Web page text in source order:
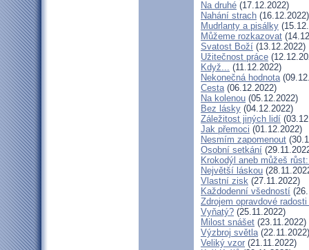
Na druhé (17.12.2022)
Nahání strach (16.12.2022)
Mudrlanty a pisálky
Můžeme rozkazovat
Svatost Boží (13.12.2022)
Užitečnost práce
Když... (11.12.2022)
Nekonečná hodnota
Cesta(06.12.2022)
Na kolenou (05.12.2022)
Bez lásky (04.12.2022)
Záležitost jiných lidí
Jak přemoci (01.12.2022)
Nesmím zapomenout
Osobní setkání
Krokodýl aneb můžeš
Největší láskou
Vlastní zisk (27.11.2022)
Každodenní všedností
Zdrojem opravdové
Vyňatý? (25.11.2022)
Milost snášet (23.11.2022)
Výzbroj světla(22.11.2022)
Veliký vzor (21.11.2022)